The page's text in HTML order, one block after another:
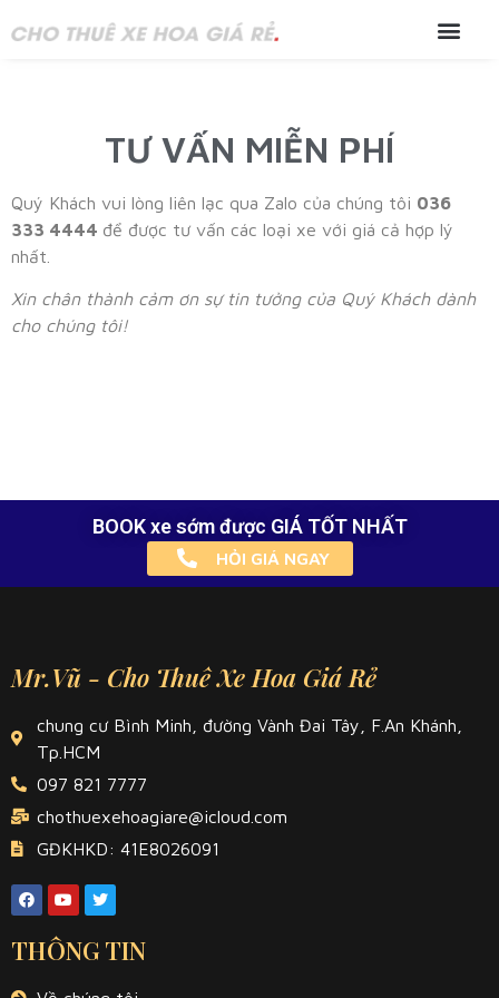
TƯ VẤN MIỄN PHÍ
Quý Khách vui lòng liên lạc qua Zalo của chúng tôi 036
333 4444 để được tư vấn các loại xe với giá cả hợp lý
nhất.
Xin chân thành cảm ơn sự tin tưởng của Quý Khách dành
cho chúng tôi!
BOOK xe sớm được GIÁ TỐT NHẤT
HỎI GIÁ NGAY
Mr.Vũ - Cho Thuê Xe Hoa Giá Rẻ
chung cư Bình Minh, đường Vành Đai Tây, F.An Khánh,
Tp.HCM
097 821 7777
chothuexehoagiare@icloud.com
GĐKHKD: 41E8026091
THÔNG TIN